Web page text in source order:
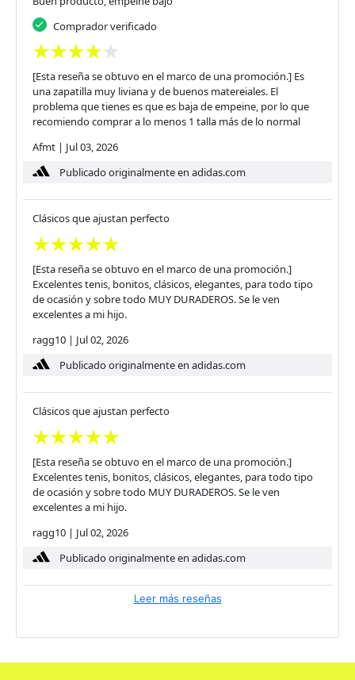
Comprador verificado
[Esta reseña se obtuvo en el marco de una promoción.] Es
una zapatilla muy liviana y de buenos matereiales. El
problema que tienes es que es baja de empeine, por lo que
recomiendo comprar a lo menos 1 talla más de lo normal
Afmt | Jul 03, 2026
Publicado originalmente en adidas.com
Clásicos que ajustan perfecto
[Esta reseña se obtuvo en el marco de una promoción.]
Excelentes tenis, bonitos, clásicos, elegantes, para todo tipo
de ocasión y sobre todo MUY DURADEROS. Se le ven
excelentes a mi hijo.
ragg10 | Jul 02, 2026
Publicado originalmente en adidas.com
Clásicos que ajustan perfecto
[Esta reseña se obtuvo en el marco de una promoción.]
Excelentes tenis, bonitos, clásicos, elegantes, para todo tipo
de ocasión y sobre todo MUY DURADEROS. Se le ven
excelentes a mi hijo.
ragg10 | Jul 02, 2026
Publicado originalmente en adidas.com
Leer más reseñas